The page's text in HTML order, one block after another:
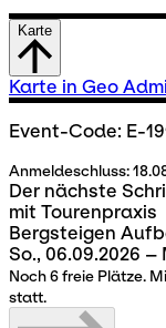
Karte
Karte in Geo
Event-Code: E-
Anmeldeschluss:
Der nächste
mit Tourenpraxis
Bergsteigen
So., 06.09.2026 –
Noch 6 freie Plätze.
statt.